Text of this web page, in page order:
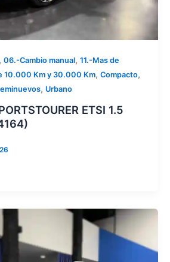
06.-Cambio manual, 11.-Mas de
10.000 Km y 30.000 Km, Compacto,
, Urbano
ETSI 1.5